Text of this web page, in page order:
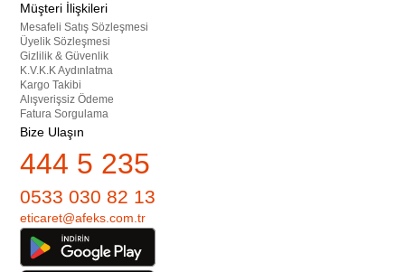
Müşteri İlişkileri
Mesafeli Satış Sözleşmesi
Üyelik Sözleşmesi
Gizlilik & Güvenlik
K.V.K.K Aydınlatma
Kargo Takibi
Alışverişsiz Ödeme
Fatura Sorgulama
Bize Ulaşın
444 5 235
0533 030 82 13
eticaret@afeks.com.tr